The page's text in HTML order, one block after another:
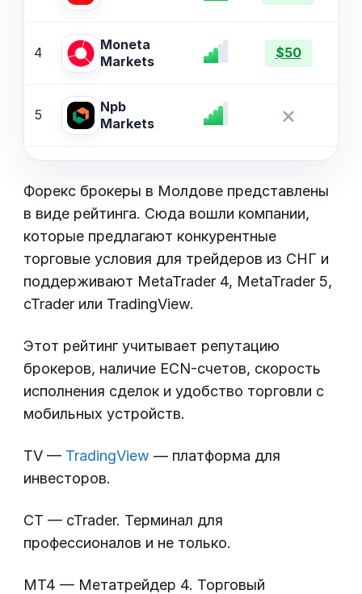
4
Moneta
Markets
$50
5
Npb
Markets
×
Форекс брокеры в Молдове представлены
в виде рейтинга. Сюда вошли компании,
которые предлагают конкурентные
торговые условия для трейдеров из СНГ и
поддерживают MetaTrader 4, MetaTrader 5,
cTrader или TradingView.
Этот рейтинг учитывает репутацию
брокеров, наличие ECN-счетов, скорость
исполнения сделок и удобство торговли с
мобильных устройств.
TV — TradingView — платформа для
инвесторов.
CT — cTrader. Терминал для
профессионалов и не только.
MT4 — Метатрейдер 4. Торговый